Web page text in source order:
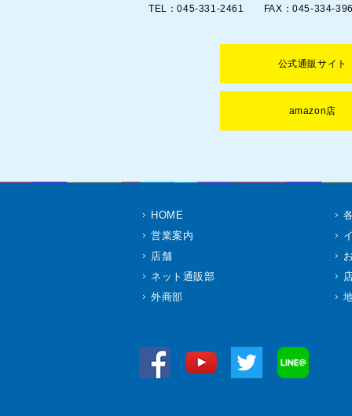
TEL：045-331-2461 FAX：045-334-
公式通販サイト
amazon店
HOME
営業案内
店舗
ネット通販部
外商部